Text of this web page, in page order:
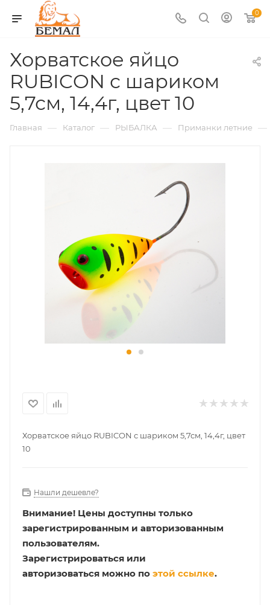
0
Хорватское яйцо
RUBICON с шариком
5,7см, 14,4г, цвет 10
Главная — Каталог — РЫБАЛКА — Приманки летние —
Хорватское яйцо RUBICON с шариком 5,7см, 14,4г, цвет
10
Нашли дешевле?
Внимание! Цены доступны только
зарегистрированным и авторизованным
пользователям.
Зарегистрироваться или
авторизоваться можно по этой ссылке.